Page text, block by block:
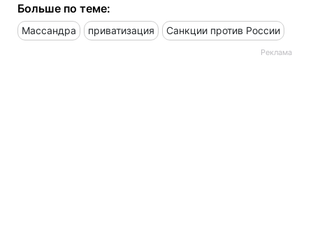
Больше по теме:
Массандра приватизация Санкции против России